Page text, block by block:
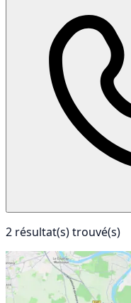
2 résultat(s) trouvé(s)